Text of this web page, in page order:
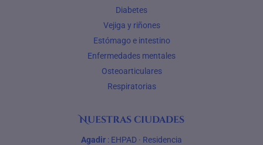
Diabetes
Vejiga y riñones
Estómago e intestino
Enfermedades mentales
Osteoarticulares
Respiratorias
Nuestras ciudades
Agadir : EHPAD · Residencia